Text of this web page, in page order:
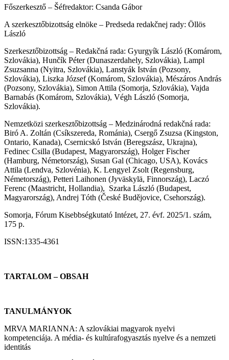
Főszerkesztő – Šéfredaktor: Csanda Gábor
A szerkesztőbizottság elnöke – Predseda redakčnej rady: Öllös
László
Szerkesztőbizottság – Redakčná rada: Gyurgyík László (Komárom,
Szlovákia), Hunčík Péter (Dunaszerdahely, Szlovákia), Lampl
Zsuzsanna (Nyitra, Szlovákia), Lanstyák István (Pozsony,
Szlovákia), Liszka József (Komárom, Szlovákia), Mészáros András
(Pozsony, Szlovákia), Simon Attila (Somorja, Szlovákia), Vajda
Barnabás (Komárom, Szlovákia), Végh László (Somorja,
Szlovákia).
Nemzetközi szerkesztőbizottság – Medzinárodná redakčná rada:
Biró A. Zoltán (Csíkszereda, Románia), Csergő Zsuzsa (Kingston,
Ontario, Kanada), Csernicskó István (Beregszász, Ukrajna),
Fedinec Csilla (Budapest, Magyarország), Holger Fischer
(Hamburg, Németország), Susan Gal (Chicago, USA), Kovács
Attila (Lendva, Szlovénia), K. Lengyel Zsolt (Regensburg,
Németország), Petteri Laihonen (Jyväskylä, Finnország), Laczó
Ferenc (Maastricht, Hollandia), Szarka László (Budapest,
Magyarország), Andrej Tóth (České Budějovice, Csehország).
Somorja, Fórum Kisebbségkutató Intézet, 27. évf. 2025/1. szám,
175 p.
ISSN:1335-4361
TARTALOM – OBSAH
TANULMÁNYOK
MRVA MARIANNA: A szlovákiai magyarok nyelvi
kompetenciája. A média- és kultúrafogyasztás nyelve és a nemzeti
identitás